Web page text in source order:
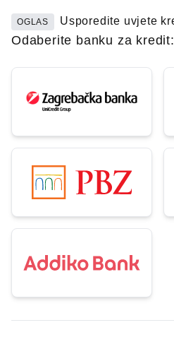
OGLAS Usporedite uvjete
Odaberite banku za kredit: